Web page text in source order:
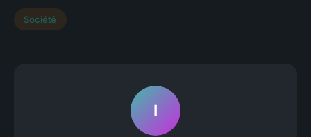
Société
I